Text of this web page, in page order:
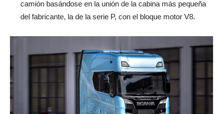
camión basándose en la unión de la cabina más pequeña
del fabricante, la de la serie P, con el bloque motor V8.